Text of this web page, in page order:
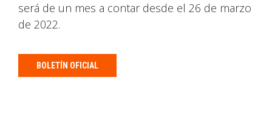
será de un mes a contar desde el 26 de marzo
de 2022.
BOLETÍN OFICIAL